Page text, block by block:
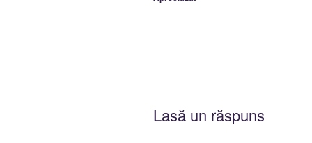
Lasă un răspuns